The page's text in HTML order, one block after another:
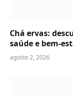
Chá ervas:
saúde e bem-
agosto 2, 2026